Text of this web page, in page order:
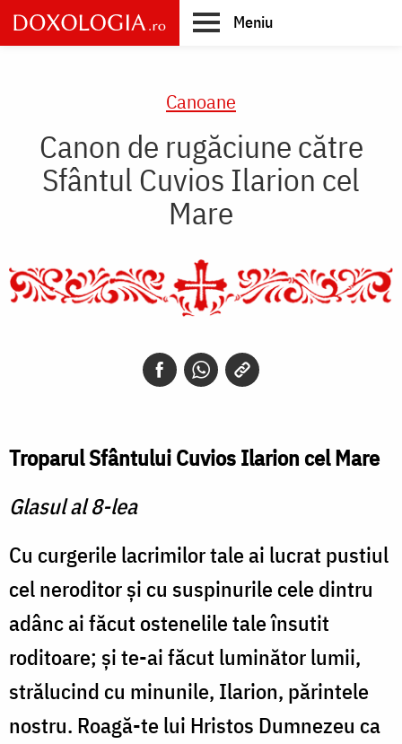
Skip
to
main
Meniu
Canoane
Canon de rugăciune către
Sfântul Cuvios Ilarion cel
Mare
Troparul Sfântului Cuvios Ilarion cel Mare
Glasul al 8-lea
Cu curgerile lacrimilor tale ai lucrat pustiul
cel neroditor şi cu suspinurile cele dintru
adânc ai făcut ostenelile tale însutit
roditoare; şi te-ai făcut luminător lumii,
strălucind cu minunile, Ilarion, părintele
nostru. Roagă-te lui Hristos Dumnezeu ca